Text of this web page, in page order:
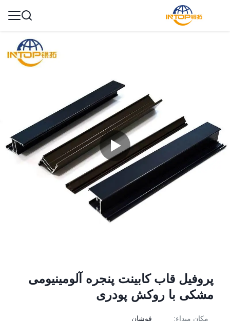
پروفیل قاب کابینت پنجره آلومینیومی
مشکی با روکش پودری
مکان مبداء: فوشان